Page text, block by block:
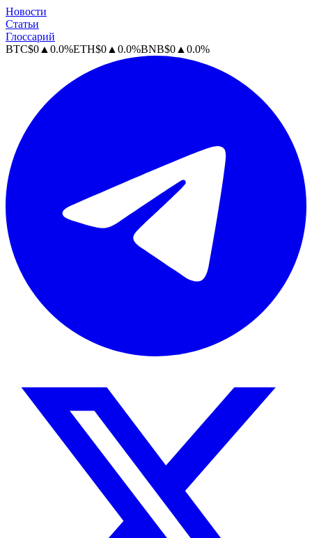
Новости
Статьи
Глоссарий
BTC$0 ▲ 0.0%ETH$0 ▲ 0.0%BNB$0 ▲ 0.0%